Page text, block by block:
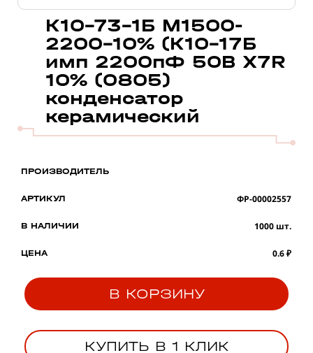
К10-73-1Б М1500-
2200-10% (К10-17Б
имп 2200пФ 50В X7R
10% (0805)
конденсатор
керамический
ПРОИЗВОДИТЕЛЬ
АРТИКУЛ ФР-00002557
В НАЛИЧИИ 1000 шт.
ЦЕНА 0.6 ₽
В КОРЗИНУ
КУПИТЬ В 1 КЛИК